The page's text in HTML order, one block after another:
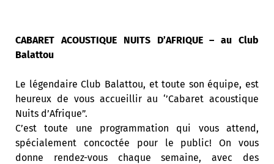
CABARET ACOUSTIQUE NUITS D’AFRIQUE – au Club
Balattou
Le légendaire Club Balattou, et toute son équipe, est
heureux de vous accueillir au ‘’Cabaret acoustique
Nuits d’Afrique”.
C’est toute une programmation qui vous attend,
spécialement concoctée pour le public! On vous
donne rendez-vous chaque semaine, avec des